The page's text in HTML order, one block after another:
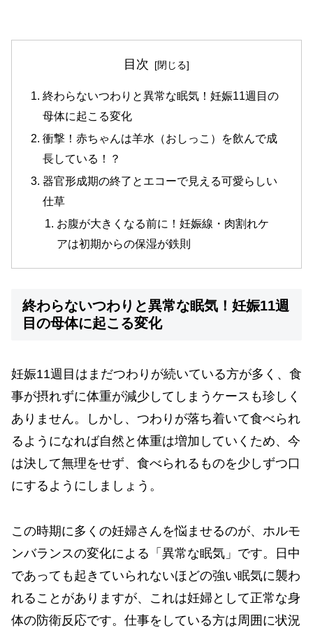
目次
終わらないつわりと異常な眠気！妊娠11週目の
母体に起こる変化
衝撃！赤ちゃんは羊水（おしっこ）を飲んで成
長している！？
器官形成期の終了とエコーで見える可愛らしい
仕草
お腹が大きくなる前に！妊娠線・肉割れケ
アは初期からの保湿が鉄則
終わらないつわりと異常な眠気！妊娠11週
目の母体に起こる変化
妊娠11週目はまだつわりが続いている方が多く、食
事が摂れずに体重が減少してしまうケースも珍しく
ありません。しかし、つわりが落ち着いて食べられ
るようになれば自然と体重は増加していくため、今
は決して無理をせず、食べられるものを少しずつ口
にするようにしましょう。
この時期に多くの妊婦さんを悩ませるのが、ホルモ
ンバランスの変化による「異常な眠気」です。日中
であっても起きていられないほどの強い眠気に襲わ
れることがありますが、これは妊婦として正常な身
体の防衛反応です。仕事をしている方は周囲に状況